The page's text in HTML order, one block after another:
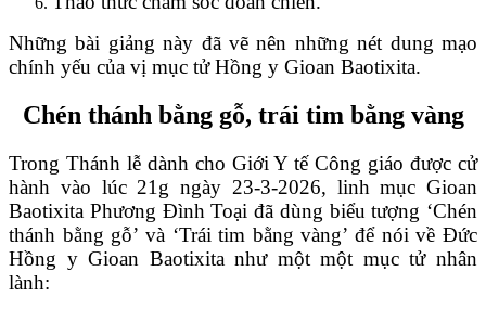
Những bài giảng này đã vẽ nên những nét dung mạo
chính yếu của vị mục tử Hồng y Gioan Baotixita.
Chén thánh bằng gỗ, trái tim bằng vàng
Trong Thánh lễ dành cho Giới Y tế Công giáo được cử
hành vào lúc 21g ngày 23-3-2026, linh mục Gioan
Baotixita Phương Đình Toại đã dùng biểu tượng ‘Chén
thánh bằng gỗ’ và ‘Trái tim bằng vàng’ để nói về Đức
Hồng y Gioan Baotixita như một một mục tử nhân
lành: